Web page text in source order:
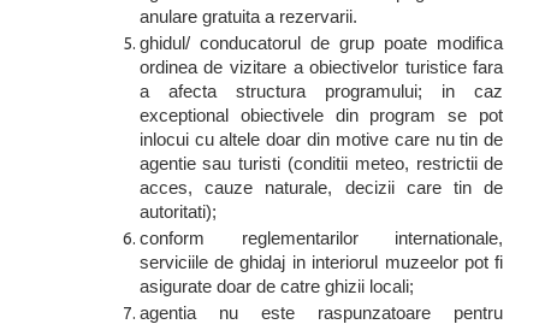
anulare gratuita a rezervarii.
ghidul/ conducatorul de grup poate modifica
ordinea de vizitare a obiectivelor turistice fara
a afecta structura programului; in caz
exceptional obiectivele din program se pot
inlocui cu altele doar din motive care nu tin de
agentie sau turisti (conditii meteo, restrictii de
acces, cauze naturale, decizii care tin de
autoritati);
conform reglementarilor internationale,
serviciile de ghidaj in interiorul muzeelor pot fi
asigurate doar de catre ghizii locali;
agentia nu este raspunzatoare pentru